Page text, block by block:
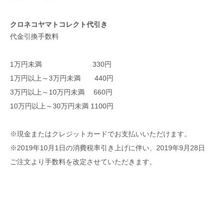
クロネコヤマトコレクト代引き
代金引換手数料
1万円未満 330円
1万円以上～3万円未満 440円
3万円以上～10万円未満 660円
10万円以上～30万円未満 1100円
※現金またはクレジットカードでお支払いいただけます。
※2019年10月1日の消費税率引き上げに伴い、2019年9月28日
ご注文より手数料を改定させていただきます。